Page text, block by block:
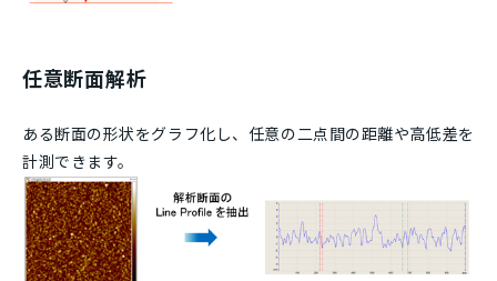
任意断面解析
ある断面の形状をグラフ化し、任意の二点間の距離や高低差を
計測できます。